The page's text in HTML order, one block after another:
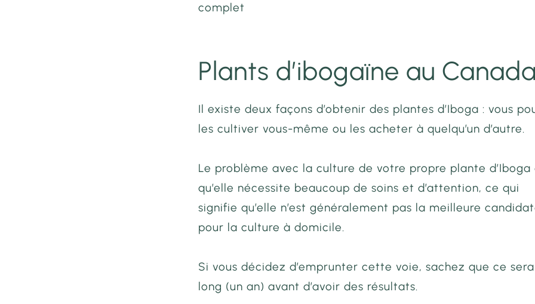
complet
Plants d’ibogaïne au
Il existe deux façons d’obtenir des plantes d’Iboga : vous
les cultiver vous-même ou les acheter à quelqu’un d’autre.
Le problème avec la culture de votre propre plante d’Iboga
qu’elle nécessite beaucoup de soins et d’attention, ce qui
signifie qu’elle n’est généralement pas la meilleure
pour la culture à domicile.
Si vous décidez d’emprunter cette voie, sachez que ce sera
long (un an) avant d’avoir des résultats.